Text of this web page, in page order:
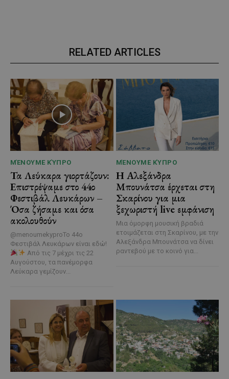
RELATED ARTICLES
ΜΈΝΟΥΜΕ ΚΎΠΡΟ
Τα Λεύκαρα γιορτάζουν:
Επιστρέψαμε στο 44ο
Φεστιβάλ Λευκάρων –
Όσα ζήσαμε και όσα
ακολουθούν
@menoumekyproΤο 44ο
Φεστιβάλ Λευκάρων είναι εδώ!
Από τις 7 μέχρι τις 22
Αυγούστου, τα πανέμορφα
Λεύκαρα γεμίζουν...
ΜΈΝΟΥΜΕ ΚΎΠΡΟ
Η Αλεξάνδρα
Μπουνάτσα έρχεται στη
Σκαρίνου για μια
ξεχωριστή live εμφάνιση
Μια όμορφη μουσική βραδιά
ετοιμάζεται στη Σκαρίνου, με την
Αλεξάνδρα Μπουνάτσα να δίνει
ραντεβού με το κοινό για...